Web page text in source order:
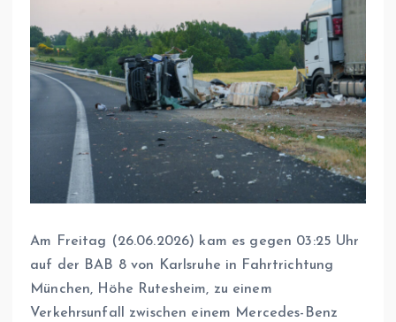
Am Freitag (26.06.2026) kam es gegen 03:25 Uhr
auf der BAB 8 von Karlsruhe in Fahrtrichtung
München, Höhe Rutesheim, zu einem
Verkehrsunfall zwischen einem Mercedes-Benz